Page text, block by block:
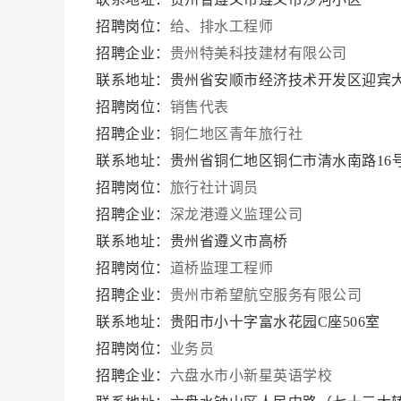
招聘岗位： 给、排水工程师
招聘企业： 贵州特美科技建材有限公司
联系地址：贵州省安顺市经济技术开发区迎宾
招聘岗位： 销售代表
招聘企业： 铜仁地区青年旅行社
联系地址：贵州省铜仁地区铜仁市清水南路16
招聘岗位： 旅行社计调员
招聘企业： 深龙港遵义监理公司
联系地址：贵州省遵义市高桥
招聘岗位： 道桥监理工程师
招聘企业： 贵州市希望航空服务有限公司
联系地址：贵阳市小十字富水花园C座506室
招聘岗位： 业务员
招聘企业： 六盘水市小新星英语学校